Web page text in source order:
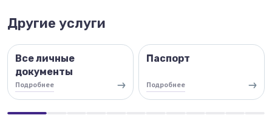
Другие услуги
Все личные
документы
Подробнее
Паспорт
Подробнее